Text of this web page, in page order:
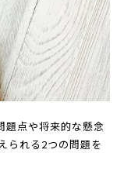
題点や将来的な懸念
られる2つの問題を